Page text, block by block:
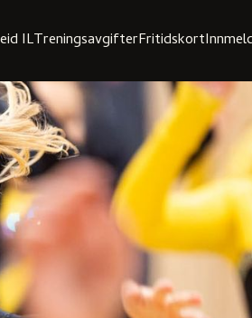
ILTreningsavgifterFritidskort